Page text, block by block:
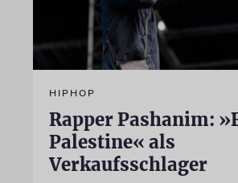
HIPHOP
Rapper Pashanim:
Palestine« als
Verkaufsschlager